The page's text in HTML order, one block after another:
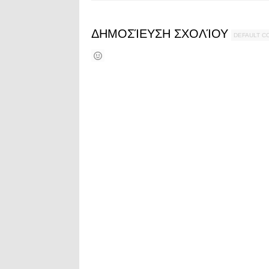
ΔΗΜΟΣΊΕΥΣΗ ΣΧΟΛΊΟΥ DEFAULT